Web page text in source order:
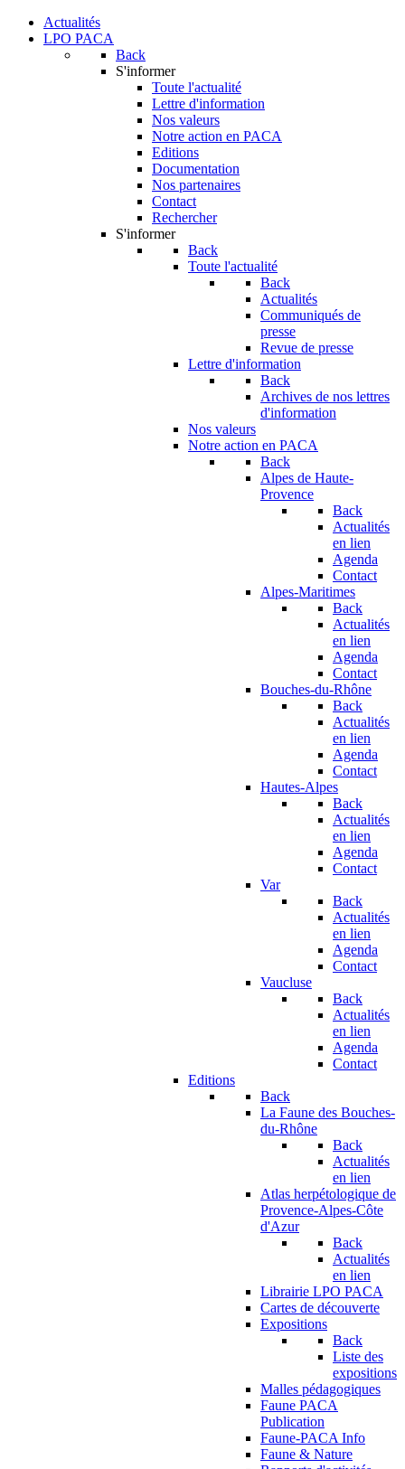
Actualités
LPO PACA
Back
S'informer
Toute l'actualité
Lettre d'information
Nos valeurs
Notre action en PACA
Editions
Documentation
Nos partenaires
Contact
Rechercher
S'informer
Back
Toute l'actualité
Back
Actualités
Communiqués de
presse
Revue de presse
Lettre d'information
Back
Archives de nos lettres
d'information
Nos valeurs
Notre action en PACA
Back
Alpes de Haute-
Provence
Back
Actualités
en lien
Agenda
Contact
Alpes-Maritimes
Back
Actualités
en lien
Agenda
Contact
Bouches-du-Rhône
Back
Actualités
en lien
Agenda
Contact
Hautes-Alpes
Back
Actualités
en lien
Agenda
Contact
Var
Back
Actualités
en lien
Agenda
Contact
Vaucluse
Back
Actualités
en lien
Agenda
Contact
Editions
Back
La Faune des Bouches-
du-Rhône
Back
Actualités
en lien
Atlas herpétologique de
Provence-Alpes-Côte
d'Azur
Back
Actualités
en lien
Librairie LPO PACA
Cartes de découverte
Expositions
Back
Liste des
expositions
Malles pédagogiques
Faune PACA
Publication
Faune-PACA Info
Faune & Nature